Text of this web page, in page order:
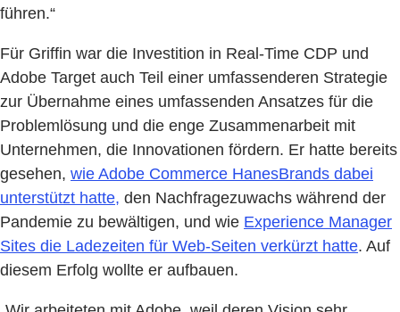
führen.“
Für Griffin war die Investition in Real-Time CDP und
Adobe Target auch Teil einer umfassenderen Strategie
zur Übernahme eines umfassenden Ansatzes für die
Problemlösung und die enge Zusammenarbeit mit
Unternehmen, die Innovationen fördern. Er hatte bereits
gesehen, wie Adobe Commerce HanesBrands dabei
unterstützt hatte, den Nachfragezuwachs während der
Pandemie zu bewältigen, und wie Experience Manager
Sites die Ladezeiten für Web-Seiten verkürzt hatte. Auf
diesem Erfolg wollte er aufbauen.